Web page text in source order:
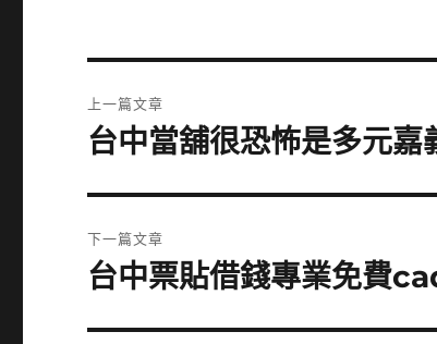
章
上一篇文章
上
篇
文
章:
台中當舖很恐怖是多元
下一篇文章
下
篇
台中票貼借錢專業免費